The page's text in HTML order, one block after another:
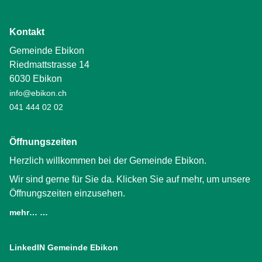
Kontakt
Gemeinde Ebikon
Riedmattstrasse 14
6030 Ebikon
info@ebikon.ch
041 444 02 02
Öffnungszeiten
Herzlich willkommen bei der Gemeinde Ebikon.
Wir sind gerne für Sie da. Klicken Sie auf mehr, um unsere
Öffnungszeiten einzusehen.
mehr… …
LinkedIN Gemeinde Ebikon